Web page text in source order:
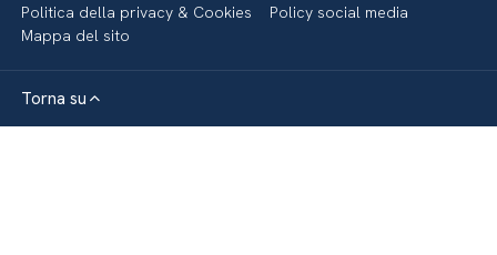
Politica della privacy & Cookies
Policy social media
Mappa del sito
Torna su